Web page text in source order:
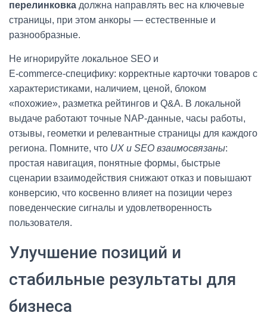
перелинковка должна направлять вес на ключевые
страницы, при этом анкоры — естественные и
разнообразные.
Не игнорируйте локальное SEO и
E‑commerce‑специфику: корректные карточки товаров с
характеристиками, наличием, ценой, блоком
«похожие», разметка рейтингов и Q&A. В локальной
выдаче работают точные NAP‑данные, часы работы,
отзывы, геометки и релевантные страницы для каждого
региона. Помните, что UX и SEO взаимосвязаны:
простая навигация, понятные формы, быстрые
сценарии взаимодействия снижают отказ и повышают
конверсию, что косвенно влияет на позиции через
поведенческие сигналы и удовлетворенность
пользователя.
Улучшение позиций и
стабильные результаты для
бизнеса